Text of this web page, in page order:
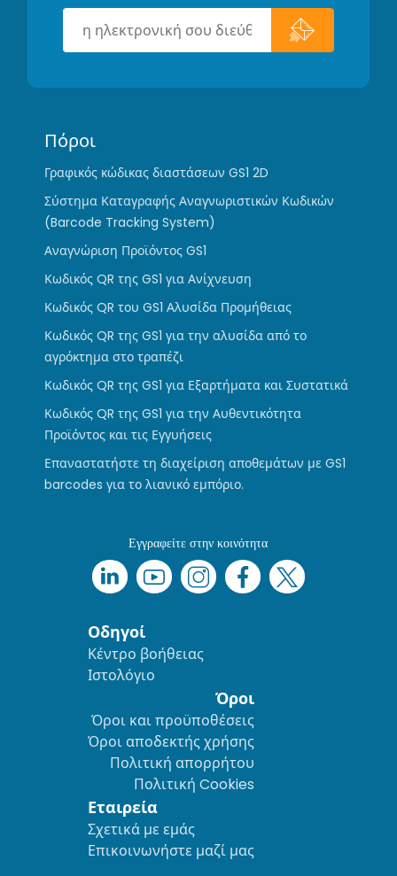
Πόροι
Γραφικός κώδικας διαστάσεων GS1 2D
Σύστημα Καταγραφής Αναγνωριστικών Κωδικών
(Barcode Tracking System)
Αναγνώριση Προϊόντος GS1
Κωδικός QR της GS1 για Ανίχνευση
Κωδικός QR του GS1 Αλυσίδα Προμήθειας
Κωδικός QR της GS1 για την αλυσίδα από το
αγρόκτημα στο τραπέζι
Κωδικός QR της GS1 για Εξαρτήματα και Συστατικά
Κωδικός QR της GS1 για την Αυθεντικότητα
Προϊόντος και τις Εγγυήσεις
Επαναστατήστε τη διαχείριση αποθεμάτων με GS1
barcodes για το λιανικό εμπόριο.
Εγγραφείτε στην κοινότητα
Οδηγοί
Κέντρο βοήθειας
Ιστολόγιο
Όροι
Όροι και προϋποθέσεις
Όροι αποδεκτής χρήσης
Πολιτική απορρήτου
Πολιτική Cookies
Εταιρεία
Σχετικά με εμάς
Επικοινωνήστε μαζί μας